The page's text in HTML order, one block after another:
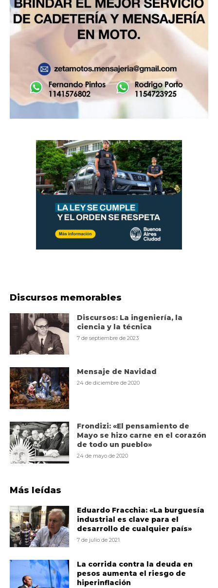
Discursos memorables
Discursos: La ingeniería, la
ciencia y la técnica
7 de septiembre de 2023
Mensaje de Navidad
24 de diciembre de 2020
Frondizi: «El pensamiento de
Mayo se hizo carne en el corazón
de todo un pueblo»
24 de mayo de 2020
Más leídas
Eduardo Fracchia: «La burguesía
industrial es clave para el
desarrollo de cualquier país»
7 de julio de 2021
La corrida contra la deuda en
pesos aumenta el riesgo de
hiperinflación